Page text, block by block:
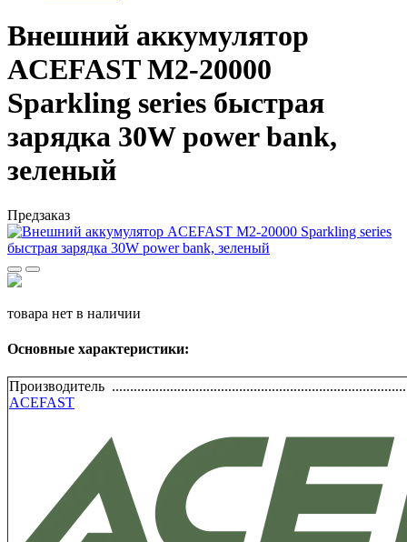
Внешний аккумулятор
ACEFAST M2-20000
Sparkling series быстрая
зарядка 30W power bank,
зеленый
Предзаказ
товара нет в наличии
Основные характеристики:
Производитель
ACEFAST